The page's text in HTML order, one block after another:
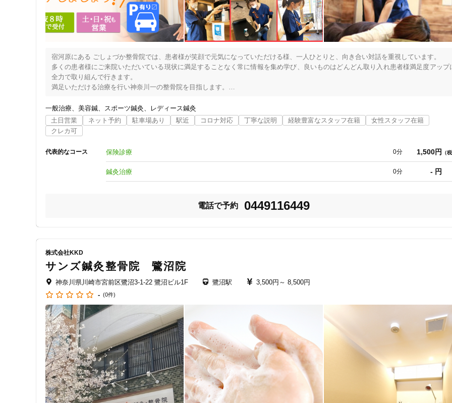
宿河原にある ごしょづか整骨院では、患者様が笑顔で元気になっていただける様、一人ひとりと、向き合い対話を重視しています。
多くの患者様にご来院いただいている現状に満足することなく常に情報を集め学び、良いものはどんどん取り入れ患者様満足度アップ
全力で取り組んで行きます。
満足いただける治療を行い神奈川一の整骨院を目指します。
～5つの強み～
①実績にに基づく「骨格矯正」で身体の根本から緩和
当院では年間2,500件以上の患者様の矯正を行なっています。
全身を撮影しご自身の歪みの状態を客観的に判断しましょう。
意外なところに歪みの原因があるかも?
ごしょづか整骨院はお身体への負担、痛みがなく矯正ができるのでご安心下さい。
現代人の弱点インナーマッスルを高周波の電気で刺激し使えるようにすることにより
妊娠中、出産後から腰などに痛みがでてきた、開いた骨盤が元に戻らない そんな方にオススメです！
検査により原因を特定し出産前の締まった骨盤を目指していきましょう！
バウンサー完備、子育て経験のあるスタッフも在籍しているので子連れでも遠慮なくいらしてください！
デスクワークや長時間の座り仕事で猫背になってしまっている人にオススメ！
治療技術においても、治療開発部を設け各分野の専門家が集まり、日々痛みの解消につながる研究を続けています。
猫背原因となってしまっている使えていない筋肉をスタッフが見極め「あなた」の為のパーソナルなトレーニングを行います。
その猫背、まだ間に合います！
⑤アットホームな雰囲気そして「駐車場完備」
当院では初めての方でもいらっしゃいやすい雰囲気づくりを目指しています。
遠方の方でもいらっしゃれるように駐車場も完備しております。
※お車でいらっしゃる際はお電話の際にお伝え下さい。
一般治療 美容鍼 スポーツ鍼灸
レディース鍼灸
土日営業
ネット予約 駐車場あり 駅近 コロナ対応 丁寧な説明 経験豊富なスタッフ在籍
女性スタッフ在籍
クレカ可
代表的なコース 保険診療 0分 1,500円 （
鍼灸治療 0分 - 円
電話で予約 0449116449
株式会社KKD
サンズ鍼灸整骨院 鷺沼院
神奈川県川崎市宮前区鷺沼3-1-22 鷺沼ビル1F 鷺沼駅 3,500円～ 8,500円
- (0件)